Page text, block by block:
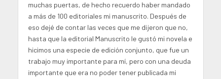
muchas puertas, de hecho recuerdo haber mandado
a más de 100 editoriales mi manuscrito. Después de
eso dejé de contar las veces que me dijeron que no,
hasta que la editorial Manuscrito le gustó mi novela e
hicimos una especie de edición conjunto, que fue un
trabajo muy importante para mí, pero con una deuda
importante que era no poder tener publicada mi